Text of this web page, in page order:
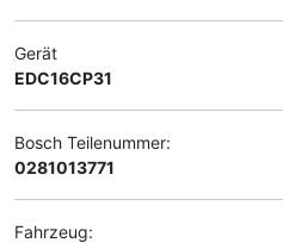
Gerät
EDC16CP31
Bosch Teilenummer:
0281013771
Fahrzeug: